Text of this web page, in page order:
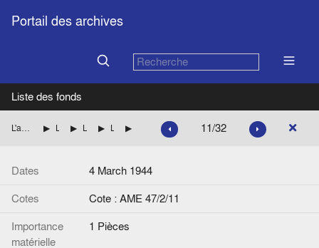
Portail des archives
Liste des fonds
L'action de Jean Monnet pendant la Seconde guerre mondiale L'organisation des secours à la France (Préparation aux situations nouvelles créées par le débarquement) Télégramme, de R. Massigli à J.M.
11/32
Dates
4 March 1944
Cotes
Cote : AME 47/2/11
Importance
matérielle
1 Pièces